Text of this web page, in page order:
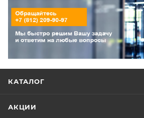
КАТАЛОГ
АКЦИИ